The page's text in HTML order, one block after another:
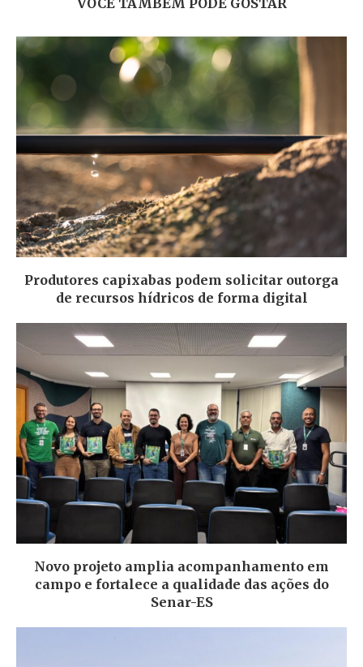
Produtores capixabas podem solicitar outorga
de recursos hídricos de forma digital
Novo projeto amplia acompanhamento em
campo e fortalece a qualidade das ações do
Senar-ES